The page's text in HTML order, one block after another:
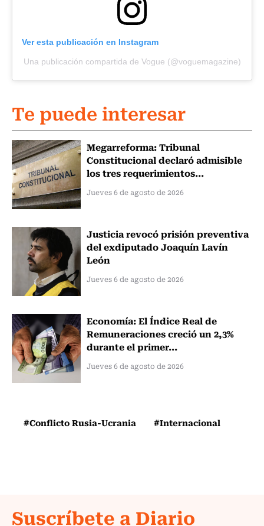
Ver esta publicación en Instagram
Una publicación compartida de Vogue (@voguemagazine)
Te puede interesar
Megarreforma: Tribunal
Constitucional declaró admisible
los tres requerimientos...
Jueves 6 de agosto de 2026
Justicia revocó prisión preventiva
del exdiputado Joaquín Lavín
León
Jueves 6 de agosto de 2026
Economía: El Índice Real de
Remuneraciones creció un 2,3%
durante el primer...
Jueves 6 de agosto de 2026
#Conflicto Rusia-Ucrania #Internacional